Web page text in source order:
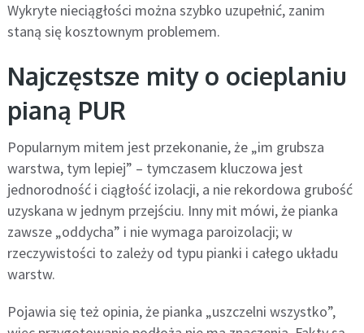
Wykryte nieciągłości można szybko uzupełnić, zanim
staną się kosztownym problemem.
Najczęstsze mity o ocieplaniu
pianą PUR
Popularnym mitem jest przekonanie, że „im grubsza
warstwa, tym lepiej” – tymczasem kluczowa jest
jednorodność i ciągłość izolacji, a nie rekordowa grubość
uzyskana w jednym przejściu. Inny mit mówi, że pianka
zawsze „oddycha” i nie wymaga paroizolacji; w
rzeczywistości to zależy od typu pianki i całego układu
warstw.
Pojawia się też opinia, że pianka „uszczelni wszystko”,